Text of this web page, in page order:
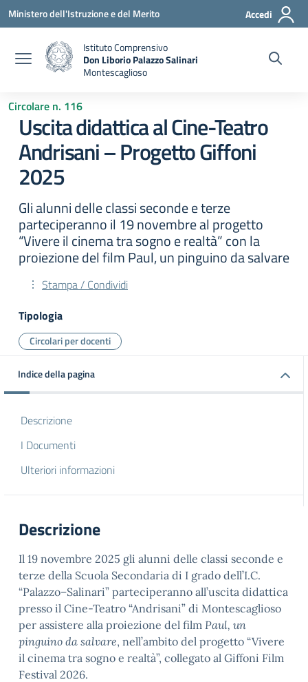
Vai ai contenuti
Vai al menu di navigazione
Vai al footer
Ministero dell'Istruzione e del Merito Accedi
Istituto Comprensivo
Don Liborio Palazzo Salinari
Montescaglioso
Circolare n. 116
Uscita didattica al Cine-Teatro
Andrisani – Progetto Giffoni
2025
Gli alunni delle classi seconde e terze
parteciperanno il 19 novembre al progetto
“Vivere il cinema tra sogno e realtà” con la
proiezione del film Paul, un pinguino da salvare
Stampa / Condividi
Tipologia
Circolari per docenti
Indice della pagina
Descrizione
I Documenti
Ulteriori informazioni
Descrizione
Il 19 novembre 2025 gli alunni delle classi seconde e
terze della Scuola Secondaria di I grado dell’I.C.
“Palazzo–Salinari” parteciperanno all’uscita didattica
presso il Cine-Teatro “Andrisani” di Montescaglioso
per assistere alla proiezione del film Paul, un
pinguino da salvare, nell’ambito del progetto “Vivere
il cinema tra sogno e realtà”, collegato al Giffoni Film
Festival 2026.